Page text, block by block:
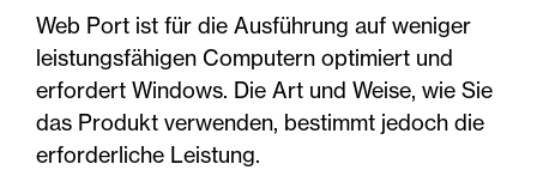
Web Port ist für die Ausführung auf weniger
leistungsfähigen Computern optimiert und
erfordert Windows. Die Art und Weise, wie Sie
das Produkt verwenden, bestimmt jedoch die
erforderliche Leistung.